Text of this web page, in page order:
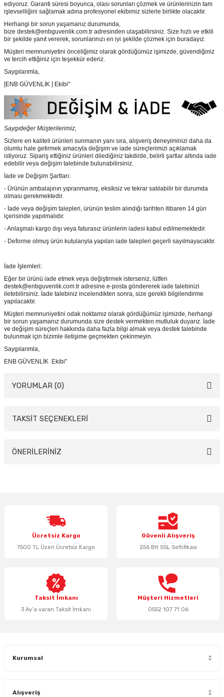
ediyoruz. Garanti süresi boyunca, olası sorunları çözmek ve ürünlerinizin tam
işlevselliğini sağlamak adına profesyonel ekibimiz sizlerle birlikte olacaktır.
Herhangi bir sorun yaşamanız durumunda,
bize destek@enbguvenlik.com.tr adresinden ulaşabilirsiniz. Size hızlı ve etkili
bir şekilde yanıt vererek, sorunlarınızı en iyi şekilde çözmek için buradayız.
Müşteri memnuniyetini önceliğimiz olarak gördüğümüz işimizde, güvendiğiniz
ve tercih ettiğiniz için teşekkür ederiz.
Saygılarımla,
[ENB GÜVENLİK ] Ekibi"
Saygıdeğer Müşterilerimiz,
Sizlere en kaliteli ürünleri sunmanın yanı sıra, alışveriş deneyiminizi daha da
olumlu hale getirmek amacıyla değişim ve iade süreçlerimizi açıklamak
istiyoruz. Sipariş ettiğiniz ürünleri dilediğiniz takdirde, belirli şartlar altında iade
edebilir veya değişim talebinde bulunabilirsiniz.
İade ve Değişim Şartları:
- Ürünün ambalajının yıpranmamış, eksiksiz ve tekrar satılabilir bir durumda
olması gerekmektedir.
- İade veya değişim talepleri, ürünün teslim alındığı tarihten itibaren 14 gün
içerisinde yapılmalıdır.
- Anlaşmalı kargo dışı veya faturasız ürünlerin iadesi kabul edilmemektedir.
- Deforme olmuş ürün kutularıyla yapılan iade talepleri geçerli sayılmayacaktır.
İade İşlemleri:
Eğer bir ürünü iade etmek veya değiştirmek isterseniz, lütfen
destek@enbguvenlik.com.tr adresine e-posta göndererek iade talebinizi
iletebilirsiniz. İade talebiniz incelendikten sonra, size gerekli bilgilendirme
yapılacaktır.
Müşteri memnuniyetini odak noktamız olarak gördüğümüz işimizde, herhangi
bir sorun yaşamanız durumunda size destek vermekten mutluluk duyarız. İade
ve değişim süreçleri hakkında daha fazla bilgi almak veya destek talebinde
bulunmak için bizimle iletişime geçmekten çekinmeyin.
Saygılarımla,
ENB GÜVENLİK Ekibi"
YORUMLAR (0)
Bu ürüne ilk yorumu siz yapın!
TAKSİT SEÇENEKLERİ
ÖNERİLERİNİZ
Ürün resmi kalitesiz, bozuk veya görüntülenemiyor.
Ürün açıklamasında eksik bilgiler bulunuyor.
Ürün bilgilerinde hatalar bulunuyor.
Bu ürüne benzer farklı alternatifler olmalı.
Ücretsiz Kargo
7500 TL Üzeri Ücretsiz Kargo
Güvenli Alışveriş
256 Bit SSL Seltifikası
Taksit İmkanı
3 Ay’a varan Taksit İmkanı
Müşteri Hizmetleri
0552 107 71 06
Kurumsal
Alışveriş